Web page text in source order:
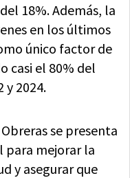
18%. Además, la
en los últimos
único factor de
casi el 80% del
y 2024.
se presenta
para mejorar la
y asegurar que